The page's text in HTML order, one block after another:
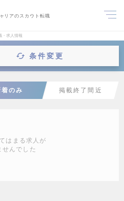
リアのスカウト転職
・求人情報
条件変更
着のみ 掲載終了間近
はまる求人が
せんでした